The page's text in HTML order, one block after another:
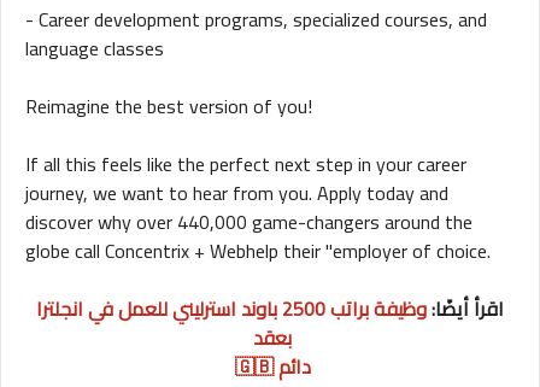
- Career development programs, specialized courses, and
language classes
Reimagine the best version of you!
If all this feels like the perfect next step in your career
journey, we want to hear from you. Apply today and
discover why over 440,000 game-changers around the
globe call Concentrix + Webhelp their "employer of choice.
اقرأ أيضًا:
وظيفة براتب 2500 باوند استرليني للعمل في انجلترا
بعقد
دائم 🇬🇧